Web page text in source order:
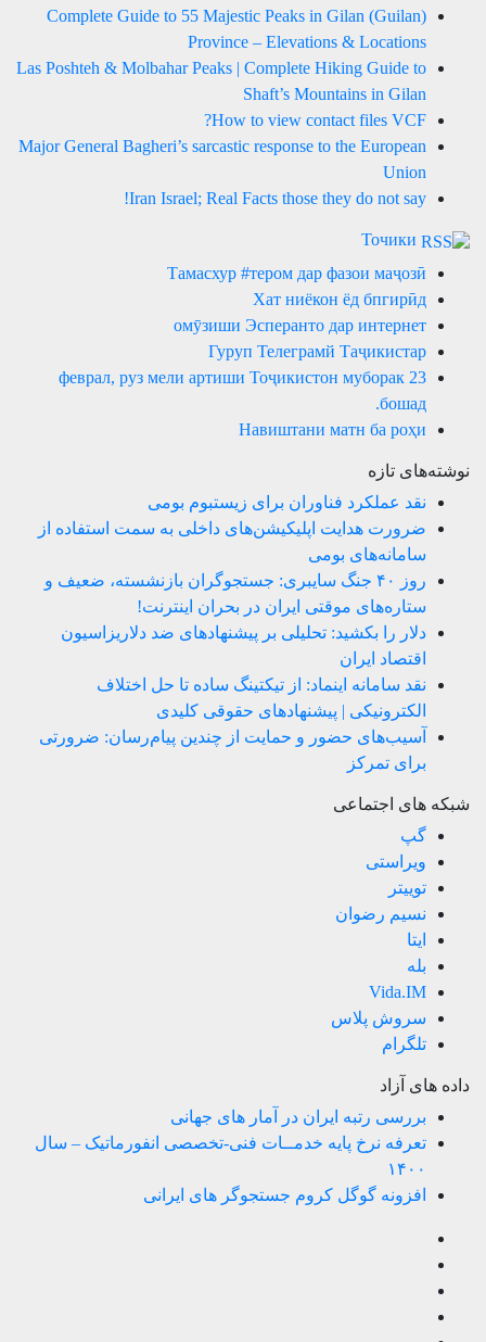
Complete Guide to 55 Majestic Peaks in Gilan (Guilan)
Province – Elevations & Locations
Las Poshteh & Molbahar Peaks | Complete Hiking Guide to
Shaft’s Mountains in Gilan
How to view contact files VCF?
Major General Bagheri’s sarcastic response to the European
Union
Iran Israel; Real Facts those they do not say!
Точики
Тамасхур #тером дар фазои маҷозӣ
Хат ниёкон ёд бпгирӣд
омӯзиши Эсперанто дар интернет
Гуруп Телеграмй Таҷикистар
23 феврал, руз мели артиши Тоҷикистон муборак
бошад.
Навиштани матн ба роҳи
نوشته‌های تازه
نقد عملکرد فناوران برای زیستبوم بومی
ضرورت هدایت اپلیکیشن‌های داخلی به سمت استفاده از
سامانه‌های بومی
روز ۴۰ جنگ سایبری: جستجوگران بازنشسته، ضعیف و
ستاره‌های موقتی ایران در بحران اینترنت!
دلار را بکشید: تحلیلی بر پیشنهادهای ضد دلاریزاسیون
اقتصاد ایران
نقد سامانه اینماد: از تیکتینگ ساده تا حل اختلاف
الکترونیکی | پیشنهادهای حقوقی کلیدی
آسیب‌های حضور و حمایت از چندین پیام‌رسان: ضرورتی
برای تمرکز
شبکه های اجتماعی
گپ
ویراستی
توییتر
نسیم رضوان
ایتا
بله
Vida.IM
سروش پلاس
تلگرام
داده های آزاد
بررسی رتبه ایران در آمار های جهانی
تعرفه نرخ پایه خدمــات فنی-تخصصی انفورماتیک – سال
۱۴۰۰
افزونه گوگل کروم جستجوگر های ایرانی